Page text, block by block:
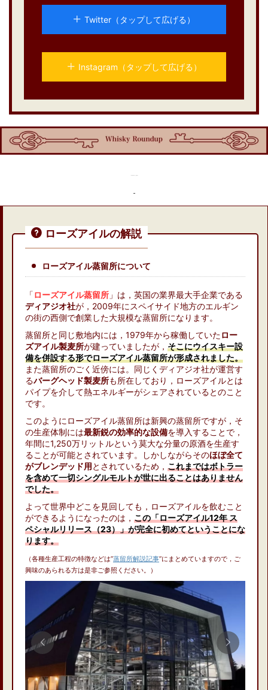
Twitter（タップして広げる）
Instagram（タップして広げる）
ローズアイルの解説
ローズアイル蒸留所について
「ローズアイル蒸留所 」は，英国の業界最大手企業である
ディアジオ社が，2009年にスペイサイド地方のエルギン
の街の西側で創業した大規模な蒸留所になります。
蒸留所と同じ敷地内には，1979年から稼働していたロー
ズアイル製麦所が建っていましたが， そこにウイスキー設
備を併設する形でローズアイル蒸留所が形成されました。
また蒸留所のごく近傍には。同じくディアジオ社が運営す
るバーグヘッド製麦所も所在しており，ローズアイルとは
パイプを介して熱エネルギーがシェアされているとのこと
です。
このようにローズアイル蒸留所は新興の蒸留所ですが，そ
の生産体制には最新鋭の効率的な設備を導入することで，
年間に1,250万リットルという莫大な分量の原酒を生産す
ることが可能とされています。しかしながらそのほぼ全て
がブレンデッド用とされているため， これまではボトラー
を含めて一切シングルモルトが世に出ることはありません
でした。
よって世界中どこを見回しても，ローズアイルを飲むこと
ができるようになったのは， この「ローズアイル12年 ス
ペシャルリリース（23）」が完全に初めてということにな
ります。
（各種生産工程の特徴などは”蒸留所解説記事”にまとめていますので，ご
興味のあられる方は是非ご参照ください。）